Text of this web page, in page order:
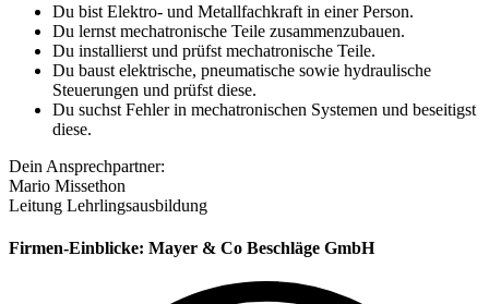
Du bist Elektro- und Metallfachkraft in einer Person.
Du lernst mechatronische Teile zusammenzubauen.
Du installierst und prüfst mechatronische Teile.
Du baust elektrische, pneumatische sowie hydraulische
Steuerungen und prüfst diese.
Du suchst Fehler in mechatronischen Systemen und beseitigst
diese.
Dein Ansprechpartner:
Mario Missethon
Leitung Lehrlingsausbildung
Firmen-Einblicke: Mayer & Co Beschläge GmbH